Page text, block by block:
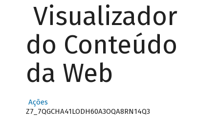
Visualizador
do Conteúdo
da Web
Ações
Z7_7QGCHA41LODH60A3OQA8RN14Q3